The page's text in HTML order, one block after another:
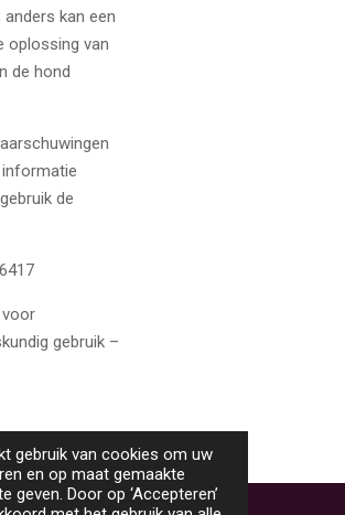
gebruik van cookies om uw
en op maat gemaakte
geven. Door op ‘Accepteren’
anders kan een
oplossing van
de hond
de
gebruik –
TOP